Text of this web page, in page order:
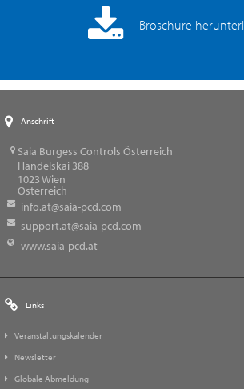
Broschüre
Anschrift
Saia Burgess Controls Österreich
Handelskai 388
1023Wien
Österreich
info.at@saia-pcd.com
support.at@saia-pcd.com
www.saia-pcd.at
Links
Veranstaltungskalender
Newsletter
Globale Abmeldung